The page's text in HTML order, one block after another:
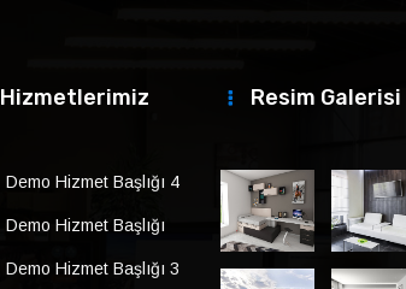
Hizmetlerimiz
Demo Hizmet Başlığı 4
Demo Hizmet Başlığı
Demo Hizmet Başlığı 3
Resim Galerisi